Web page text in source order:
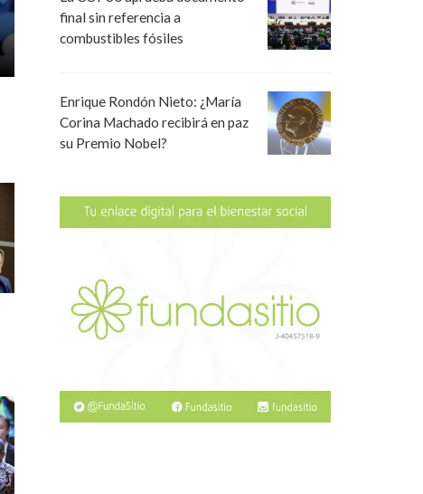
final sin referencia a
combustibles fósiles
Enrique Rondón Nieto: ¿María
Corina Machado recibirá en paz
su Premio Nobel?